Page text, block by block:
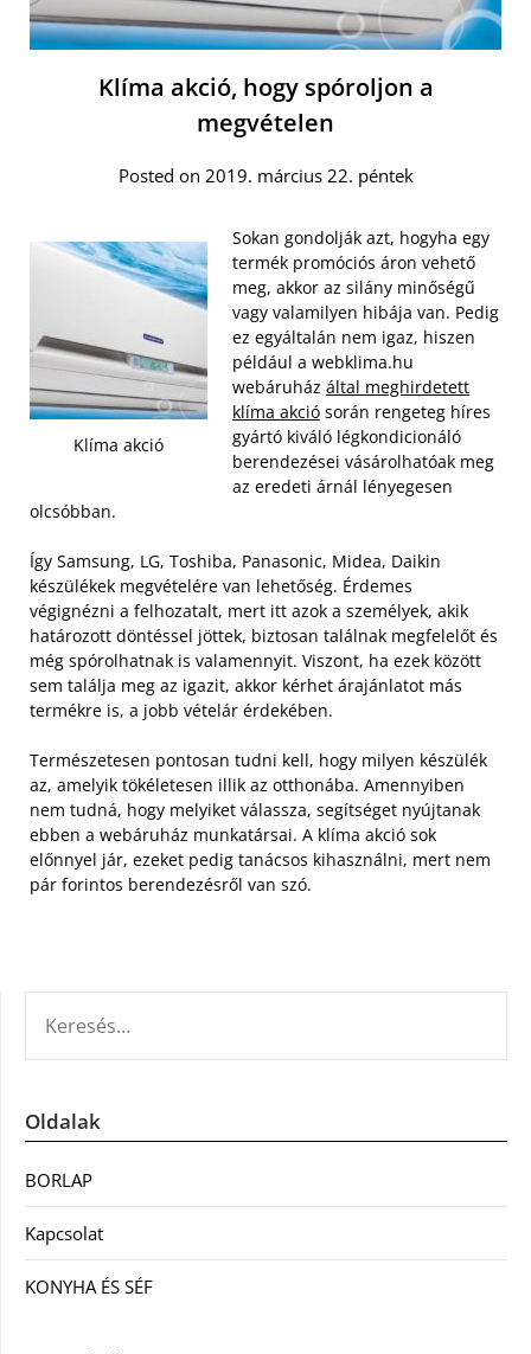
Klíma akció, hogy spóroljon a
megvételen
Posted on 2019. március 22. péntek
Klíma akció
Sokan gondolják azt, hogyha egy
termék promóciós áron vehető
meg, akkor az silány minőségű
vagy valamilyen hibája van. Pedig
ez egyáltalán nem igaz, hiszen
például a webklima.hu
webáruház által meghirdetett
klíma akció során rengeteg híres
gyártó kiváló légkondicionáló
berendezései vásárolhatóak meg
az eredeti árnál lényegesen
olcsóbban.
Így Samsung, LG, Toshiba, Panasonic, Midea, Daikin
készülékek megvételére van lehetőség. Érdemes
végignézni a felhozatalt, mert itt azok a személyek, akik
határozott döntéssel jöttek, biztosan találnak megfelelőt és
még spórolhatnak is valamennyit. Viszont, ha ezek között
sem találja meg az igazit, akkor kérhet árajánlatot más
termékre is, a jobb vételár érdekében.
Természetesen pontosan tudni kell, hogy milyen készülék
az, amelyik tökéletesen illik az otthonába. Amennyiben
nem tudná, hogy melyiket válassza, segítséget nyújtanak
ebben a webáruház munkatársai. A klíma akció sok
előnnyel jár, ezeket pedig tanácsos kihasználni, mert nem
pár forintos berendezésről van szó.
Oldalak
BORLAP
Kapcsolat
KONYHA ÉS SÉF